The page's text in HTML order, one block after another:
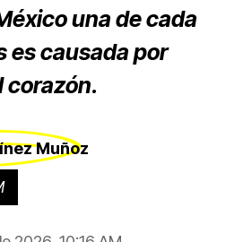
una de cada
es causada por
corazón.
Muñoz